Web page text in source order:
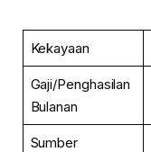
Kekayaan
Gaji/Penghasilan
Bulanan
Sumber